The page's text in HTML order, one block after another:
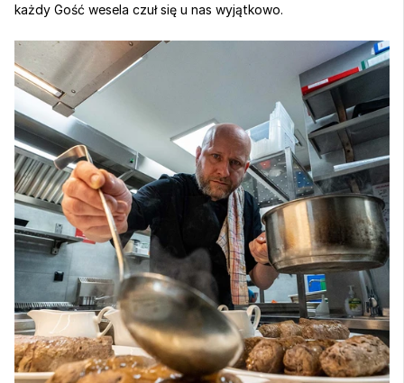
każdy Gość wesela czuł się u nas wyjątkowo.